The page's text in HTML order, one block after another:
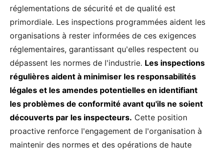
réglementations de sécurité et de qualité est
primordiale. Les inspections programmées aident les
organisations à rester informées de ces exigences
réglementaires, garantissant qu'elles respectent ou
dépassent les normes de l'industrie. Les inspections
régulières aident à minimiser les responsabilités
légales et les amendes potentielles en identifiant
les problèmes de conformité avant qu'ils ne soient
découverts par les inspecteurs. Cette position
proactive renforce l'engagement de l'organisation à
maintenir des normes et des opérations de haute